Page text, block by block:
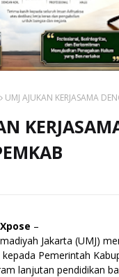
UMJ AJUKAN KERJASAMA
–
Jakarta (UMJ)
Pemerintah
lanjutan pendidikan